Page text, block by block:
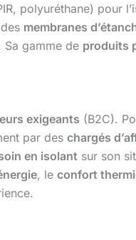
polyuréthane) pour
membranes
gamme de produits
exigeants (B2C).
par des chargés
en isolant sur son
, le confort